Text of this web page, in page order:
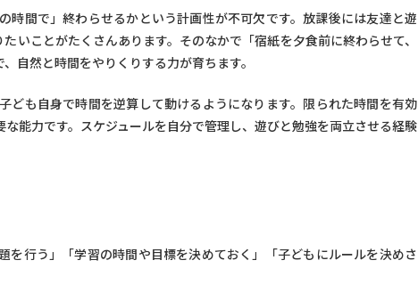
間で」終わらせるかという計画性が不可欠です。放課後には友達と遊
いことがたくさんあります。そのなかで「宿紙を夕食前に終わらせて、
自然と時間をやりくりする力が育ちます。
も自身で時間を逆算して動けるようになります。限られた時間を有効
能力です。スケジュールを自分で管理し、遊びと勉強を両立させる経験
行う」「学習の時間や目標を決めておく」「子どもにルールを決めさ